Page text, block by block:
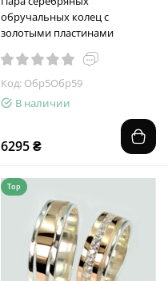
обручальных колец с
золотыми пластинами
Код: Обр5Обр59
В наличии
6295 ₴
Top